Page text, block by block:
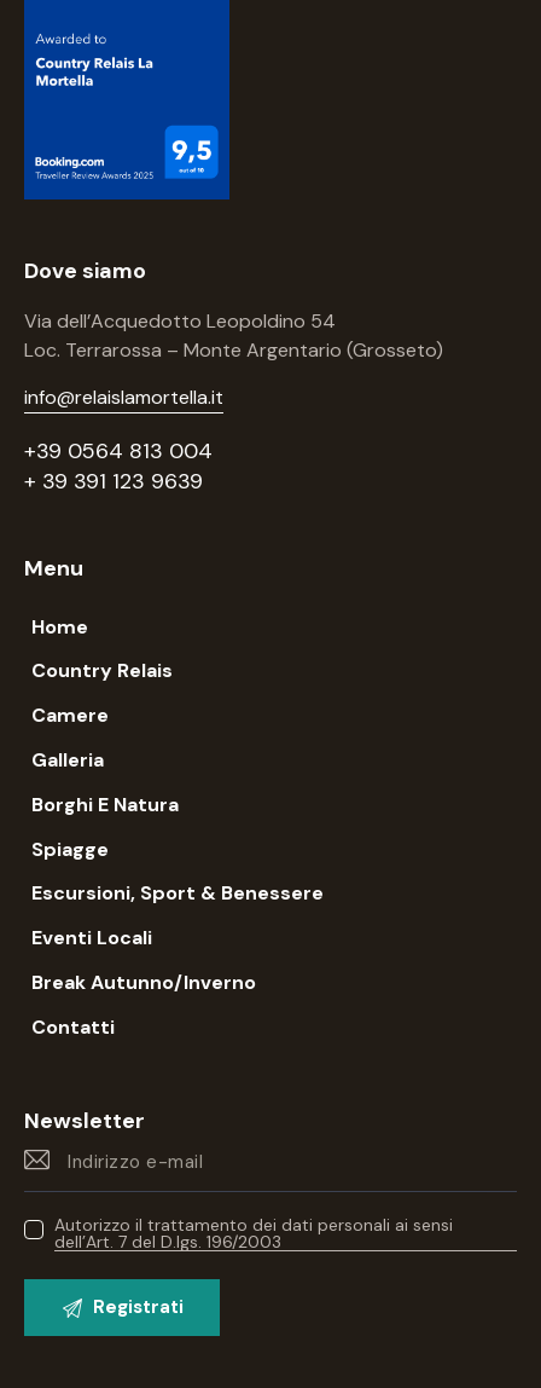
Dove siamo
Via dell’Acquedotto Leopoldino 54
Loc. Terrarossa – Monte Argentario (Grosseto)
info@relaislamortella.it
+39 0564 813 004
+ 39 391 123 9639
Menu
Home
Country Relais
Camere
Galleria
Borghi E Natura
Spiagge
Escursioni, Sport & Benessere
Eventi Locali
Break Autunno/Inverno
Contatti
Newsletter
Autorizzo il trattamento dei dati personali ai sensi
dell’Art. 7 del D.lgs. 196/2003